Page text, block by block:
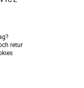
retur